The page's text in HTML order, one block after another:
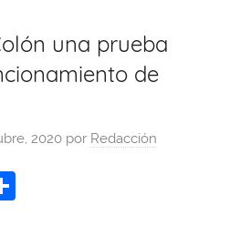
una prueba
de
2020 por Redacción